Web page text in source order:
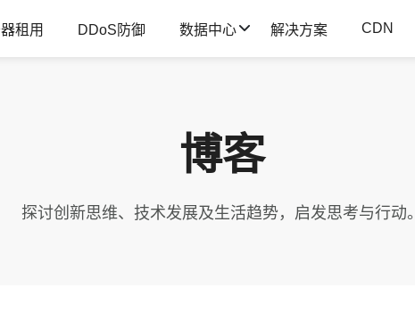
租用 DDoS防御 数据中心 解决方案 CDN
博客
探讨创新思维、技术发展及生活趋势，启发思考与行动。